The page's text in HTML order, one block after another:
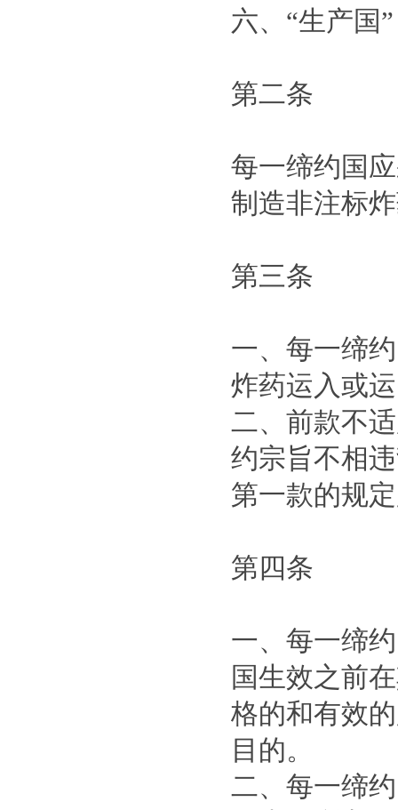
六、“生产国
第二条
每一缔约国
制造非注标
第三条
一、每一缔
炸药运入或
二、前款不
约宗旨不相
第一款的规
第四条
一、每一缔
国生效之前
格的和有效
目的。
二、每一缔